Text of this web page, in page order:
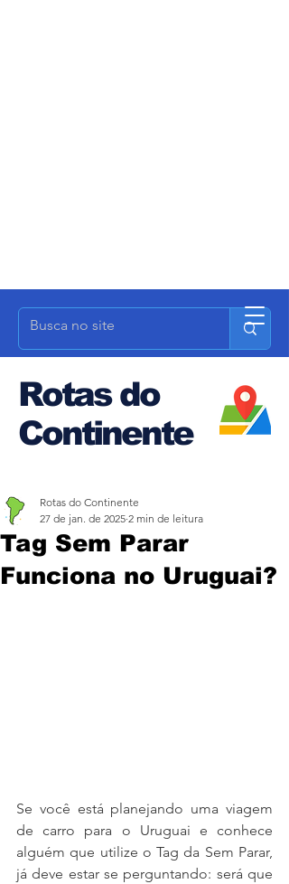
Rotas do
Continente
Tag Sem Parar
Funciona no Uruguai?
Rotas do Continente
27 de jan. de 2025 2 min de leitura
Se você está planejando uma viagem
de carro para o Uruguai e conhece
alguém que utilize o Tag da Sem Parar,
já deve estar se perguntando: será que